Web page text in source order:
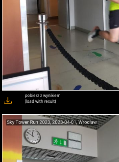
pobierz z wynikiem
(load with result)